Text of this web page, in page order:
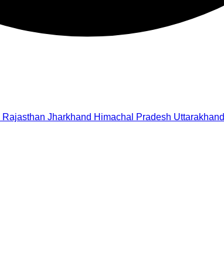
Rajasthan Jharkhand Himachal Pradesh Uttarakhand